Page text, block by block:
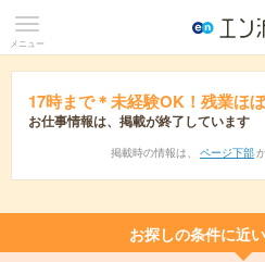
メニュー
17時まで＊未経験OK！残業ほ
お仕事情報は、掲載が終了しています
掲載時の情報は、 ページ下部
お探しの条件に近